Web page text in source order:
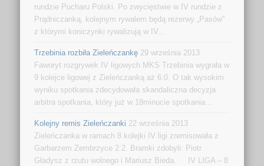
rundzie Pucharu Polski. Po zwycięstwie w IV rundzie z
Prądniczanką, kolejnym rywalem będą rezerwy „Pasów”
z którymi koniczynki rywalizują w IV...
Trzebinia rozbiła Zieleńczankę 29 września 2013
Faworyt rozgrywek IV ligowych MKS Trzebinia wygrała w
9 kolejce ligowej z Zieleńczanką aż 6:0. O tak wysokim
wyniku spotkania zdecydowała skandaliczna decyzja
arbitra spotkania, który już w 18minucie spotkania...
Kolejny remis Zieleńczanki 22 września 2013
Zieleńczanka w ramach 8 kolejki IV ligi zremisowała z
Garbarzem Zembrzyce 2:2. Bramki zdobyli: Piotr
Gładysz z rzutu wolnego i Mariusz Bieda. IV LIGA – 8